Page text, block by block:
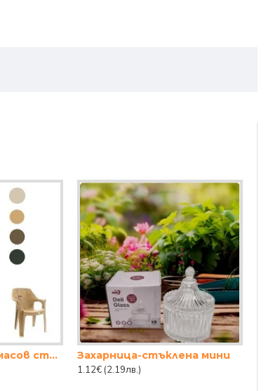
Градински пластмасов стол РАТАН - БЕЖОВ
Захарница-стъклена мини
1.12€ (2.19лв.)